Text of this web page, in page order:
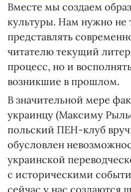
Вместе мы создаем
культуры. Нам нужно не
представлять
читателю текущий
процесс, но и
возникшие в прошлом.
В значительной мере
украинцу (Максиму
польский ПЕН-клуб
обусловлен
украинской
с историческими
сейчас у нас создаются